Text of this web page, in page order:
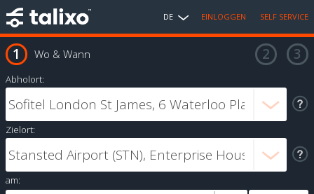
DE EINLOGGEN SELF SERVICE
Wo & Wann
Abholort:
Zielort:
am: